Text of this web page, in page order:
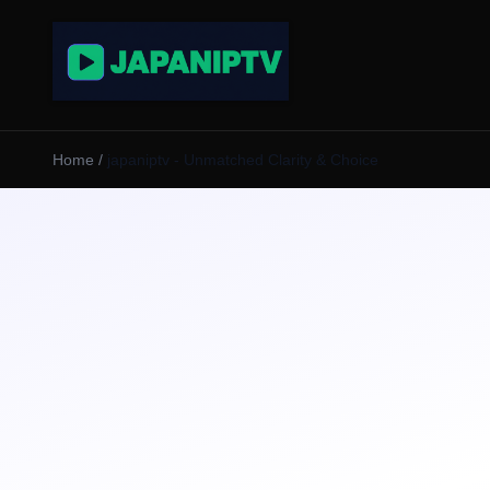
Home / japaniptv - Unmatched Clarity & Choice